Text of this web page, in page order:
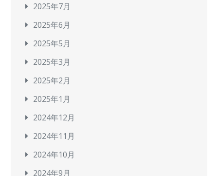
2025年7月
2025年6月
2025年5月
2025年3月
2025年2月
2025年1月
2024年12月
2024年11月
2024年10月
2024年9月